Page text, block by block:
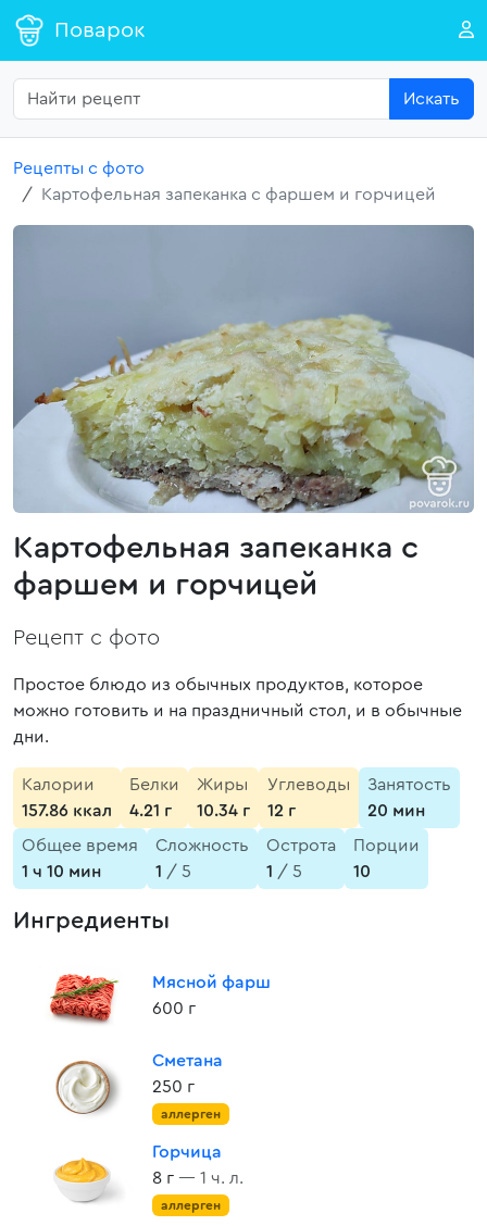
Поварок
Искать
Рецепты с фото
Картофельная запеканка с фаршем и горчицей
Картофельная запеканка с
фаршем и горчицей
Рецепт с фото
Простое блюдо из обычных продуктов, которое
можно готовить и на праздничный стол, и в обычные
дни.
Калории
157.86 ккал
Белки
4.21 г
Жиры
10.34 г
Углеводы
12 г
Занятость
20 мин
Общее время
1 ч 10 мин
Сложность
1 / 5
Острота
1 / 5
Порции
10
Ингредиенты
Мясной фарш
600 г
Сметана
250 г
аллерген
Горчица
8 г — 1 ч. л.
аллерген